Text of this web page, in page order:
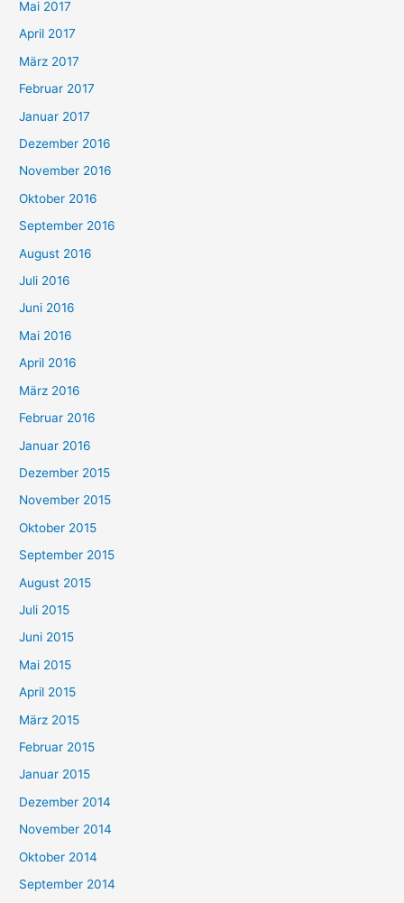
Mai 2017
April 2017
März 2017
Februar 2017
Januar 2017
Dezember 2016
November 2016
Oktober 2016
September 2016
August 2016
Juli 2016
Juni 2016
Mai 2016
April 2016
März 2016
Februar 2016
Januar 2016
Dezember 2015
November 2015
Oktober 2015
September 2015
August 2015
Juli 2015
Juni 2015
Mai 2015
April 2015
März 2015
Februar 2015
Januar 2015
Dezember 2014
November 2014
Oktober 2014
September 2014